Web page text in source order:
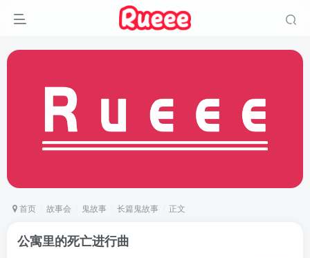
首页 故事会 鬼故事 长篇鬼故事 正文
公寓里的死亡进行曲